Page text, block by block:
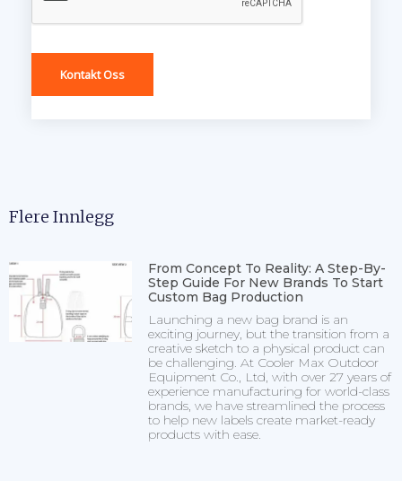
Kontakt Oss
Flere Innlegg
From Concept To Reality: A Step-By-
Step Guide For New Brands To Start
Custom Bag Production
Launching a new bag brand is an
exciting journey, but the transition from a
creative sketch to a physical product can
be challenging. At Cooler Max Outdoor
Equipment Co., Ltd, with over 27 years of
experience manufacturing for world-class
brands, we have streamlined the process
to help new labels create market-ready
products with ease.